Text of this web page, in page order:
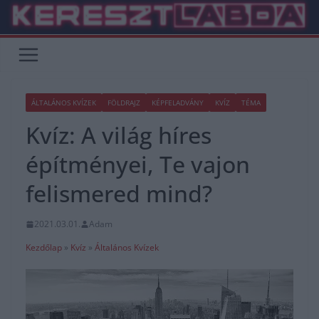
Skip
content
ÁLTALÁNOS KVÍZEK FÖLDRAJZ KÉPFELADVÁNY KVÍZ TÉMA
Kvíz: A világ híres
építményei, Te vajon
felismered mind?
2021.03.01.
Adam
Kezdőlap » Kvíz » Általános Kvízek